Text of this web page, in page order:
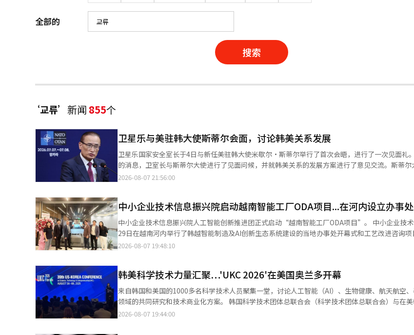
全部的
搜索
‘교류’ 新闻 855个
卫星乐与美驻韩大使斯蒂尔会面，讨论韩美关系发展
卫星乐国家安全室长于4日与新任美驻韩大使米歇尔·斯蒂尔举行了首次会晤，进行了一次见面礼。 根据7日青瓦台
的消息，卫室长与斯蒂尔大使进行了见面问候，并就韩美关系的发展方案进行了意见交流。斯蒂
外交部，并会见了赵炳宪部长。 虽然此次会晤主要是为了进行见面问候，但双方就韩美关系的发展方案进行了交流。
2026-08-07 21:56:00
中小企业技术信息振兴院启动越南智能工厂ODA项目...在河内设立办事处
中小企业技术信息振兴院人工智能创新推进团正式启动“越南智能工厂ODA项目”。 中小企业技术信息振兴院于上月
29日在越南河内举行了韩越智能制造及AI创新生态系统建设的当地办事处开幕式和工艺改进咨询项目说明
动旨在为2026年正式启动的“越南智能工厂ODA项目”成功推进以及韩越智能制造创新与AI创新合
建设的案例、越南当地咨询支持内容、参与条件及申请方法，并通过后续的网络交流和一对一咨询
技术需求和工艺难题。 此外，中小企业技术信息振兴院上月还招募了“2026智能工厂支持项目优秀案例联盟”的参
与企业，以发掘优秀建设案例并推广成果。 安光贤推进团团长表示：“此次河内办事处的设立为越南当地业务奠定了
基础，我们将扎实推进咨询项目，以实现当地制造企业的实际工艺改进成果。”※ 本报道经人工智
与编辑。
2026-08-07 19:48:10
韩美科学技术力量汇聚…'UKC 2026'在美国奥兰多开幕
来自韩国和美国的1000多名科学技术人员聚集一堂，讨论人工智能（AI）、生物健康、航天航空
领域的共同研究和技术商业化方案。 韩国科学技术团体总联合会（科学技术团体总联合会）与在美韩人科学技术者协
会、韩美科学合作中心共同主办的'2026韩美科学技术学术大会（UKC 2026）'于6日（当地时间）
2026-08-07 19:44:00